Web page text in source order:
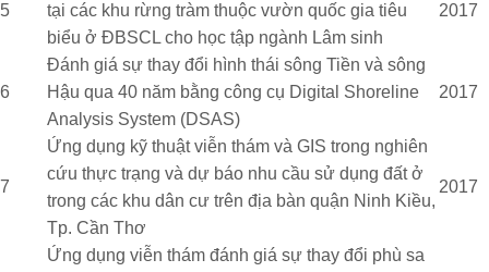
5
tại các khu rừng tràm thuộc vườn quốc gia tiêu
biểu ở ĐBSCL cho học tập ngành Lâm sinh
2017
6
Đánh giá sự thay đổi hình thái sông Tiền và sông
Hậu qua 40 năm bằng công cụ Digital Shoreline
Analysis System (DSAS)
2017
7
Ứng dụng kỹ thuật viễn thám và GIS trong nghiên
cứu thực trạng và dự báo nhu cầu sử dụng đất ở
trong các khu dân cư trên địa bàn quận Ninh Kiều,
Tp. Cần Thơ
2017
Ứng dụng viễn thám đánh giá sự thay đổi phù sa